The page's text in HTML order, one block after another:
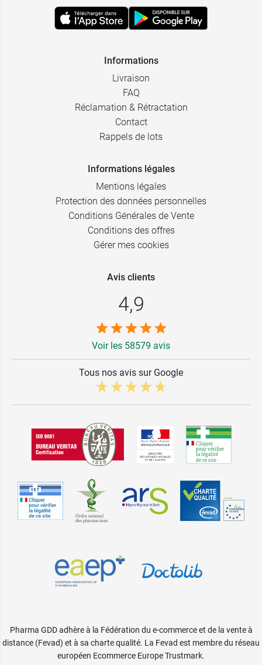
Informations
Livraison
FAQ
Réclamation & Rétractation
Contact
Rappels de lots
Informations légales
Mentions légales
Protection des données personnelles
Conditions Générales de Vente
Conditions des offres
Gérer mes cookies
Avis clients
4,9
Voir les 58579 avis
Tous nos avis sur Google
Pharma GDD adhère à la Fédération du e-commerce et de la vente à
distance (Fevad) et à sa charte qualité. La Fevad est membre du réseau
européen Ecommerce Europe Trustmark.